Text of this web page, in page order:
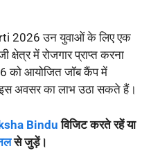
2026 उन युवाओं के लिए एक
में रोजगार प्राप्त करना
को आयोजित जॉब कैंप में
अवसर का लाभ उठा सकते हैं।
Bindu विजिट करते रहें या
से जुड़ें।